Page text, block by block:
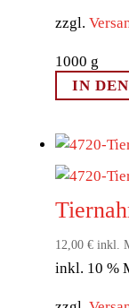
zzgl.
1000 g
IN
12,00 € inkl.
inkl. 10 %